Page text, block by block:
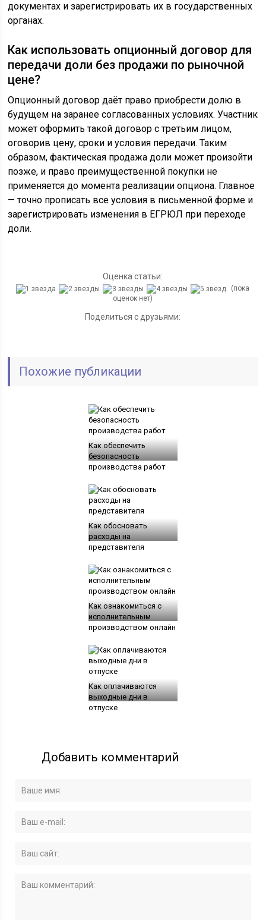
документах и зарегистрировать их в государственных
органах.
Как использовать опционный договор для
передачи доли без продажи по рыночной
цене?
Опционный договор даёт право приобрести долю в
будущем на заранее согласованных условиях. Участник
может оформить такой договор с третьим лицом,
оговорив цену, сроки и условия передачи. Таким
образом, фактическая продажа доли может произойти
позже, и право преимущественной покупки не
применяется до момента реализации опциона. Главное
— точно прописать все условия в письменной форме и
зарегистрировать изменения в ЕГРЮЛ при переходе
доли.
Оценка статьи:
(пока
оценок нет)
Поделиться с друзьями:
Похожие публикации
Как обеспечить
безопасность
производства работ
Как обосновать
расходы на
представителя
Как ознакомиться с
исполнительным
производством онлайн
Как оплачиваются
выходные дни в
отпуске
Добавить комментарий